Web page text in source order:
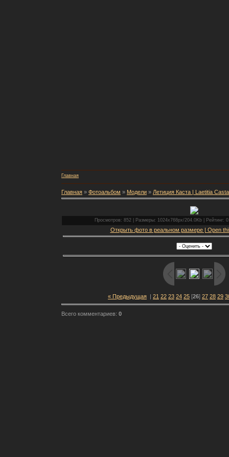
Главная
Главная » Фотоальбом » Модели » Летиция Каста | Laetitia Casta
Просмотров: 852 | Размеры: 1024x768px/204.0Kb | Рейтинг:
Открыть фото в реальном размере | Open
« Предыдущая | 21 22 23 24 25 [26] 27 28 29
Всего комментариев: 0